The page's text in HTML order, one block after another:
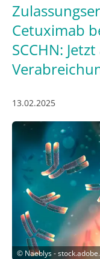
Cetuximab
SCCHN:
13.02.2025
© Naeblys -